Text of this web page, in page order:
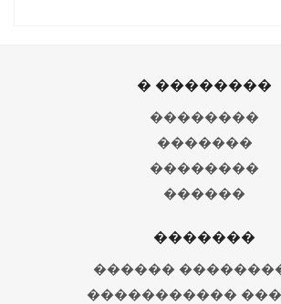
� ��������
��������
�������
��������
������
�������
������
�����������